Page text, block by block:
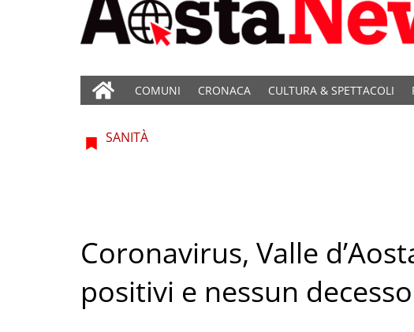
COMUNI CRONACA CULTURA & SPETTACOLI
SANITÀ
Coronavirus, Valle
positivi e nessun decesso